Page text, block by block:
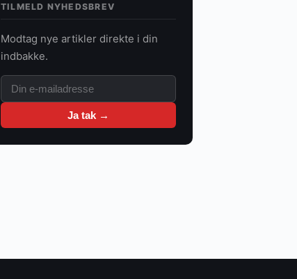
TILMELD NYHEDSBREV
Modtag nye artikler direkte i din
indbakke.
Ja tak →